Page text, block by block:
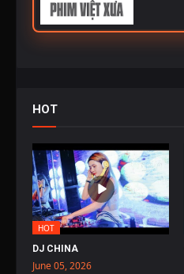
HOT
HOT
DJ CHINA
June 05, 2026